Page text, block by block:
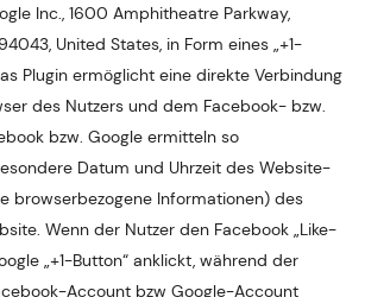
Inc., 1600 Amphitheatre Parkway,
United States, in Form eines „+1-
Plugin ermöglicht eine direkte Verbindung
des Nutzers und dem Facebook- bzw.
bzw. Google ermitteln so
Datum und Uhrzeit des Website-
browserbezogene Informationen) des
Wenn der Nutzer den Facebook „Like-
„+1-Button“ anklickt, während der
Account bzw Google-Account